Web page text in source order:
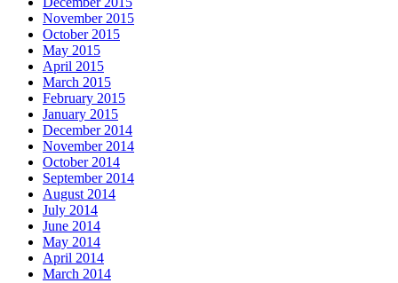
November 2015
October 2015
May 2015
April 2015
March 2015
February 2015
January 2015
December 2014
November 2014
October 2014
September 2014
August 2014
July 2014
June 2014
May 2014
April 2014
March 2014